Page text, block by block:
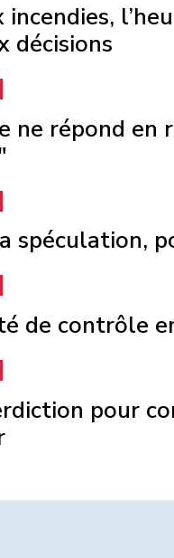
incendies,
décisions
ne répond en
spéculation,
de contrôle
pour